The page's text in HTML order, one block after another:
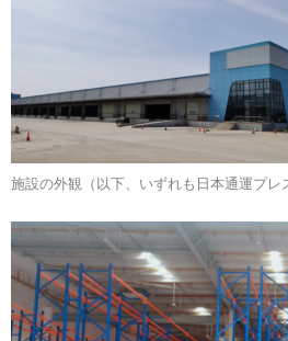
施設の外観（以下、いずれも日本通運プレ